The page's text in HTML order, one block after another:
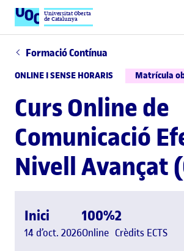
Universitat Oberta
de Catalunya
Formació Contínua
ONLINE I SENSE HORARIS Matrícula
Curs Online de
Comunicació
Nivell Avançat
Inici
14 d’oct. 2026
100%
Online
2
Crèdits ECTS